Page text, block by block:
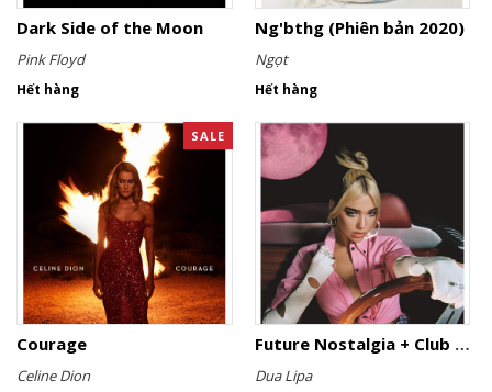
Dark Side of the Moon
Pink Floyd
Hết hàng
Ng'bthg (Phiên bản 2020)
Ngọt
Hết hàng
SALE
Courage
Celine Dion
Future Nostalgia + Club Future Nostalgia
Dua Lipa